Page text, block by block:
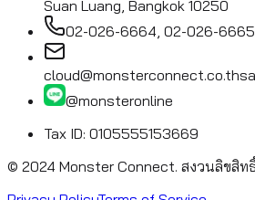
Suan Luang, Bangkok 10250
02-026-6664, 02-026-6665
cloud@monsterconnect.co.th
@monsteronline
Tax ID: 0105555153669
© 2024 Monster Connect. สงวนลิขสิทธิ์